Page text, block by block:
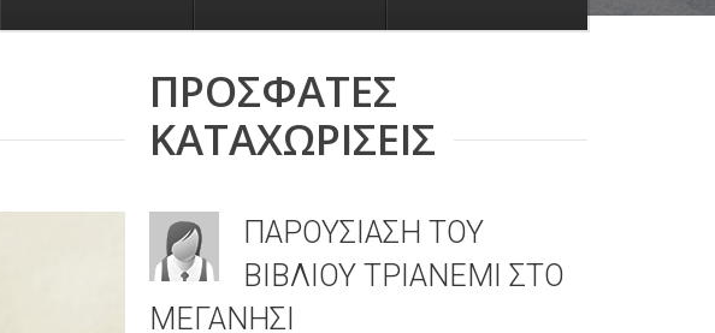
ΠΡΟΣΦΑΤΕΣ
ΚΑΤΑΧΩΡΙΣΕΙΣ
ΠΑΡΟΥΣΙΑΣΗ ΤΟΥ
ΒΙΒΛΙΟΥ ΤΡΙΑΝΕΜΙ ΣΤΟ
ΜΕΓΑΝΗΣΙ